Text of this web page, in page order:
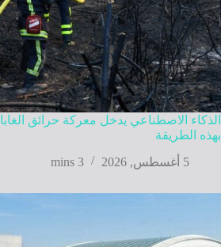
الذكاء الاصطناعي يدخل معركة حرائق
بهذه الطريقة
5 أغسطس, 2026
3 mins